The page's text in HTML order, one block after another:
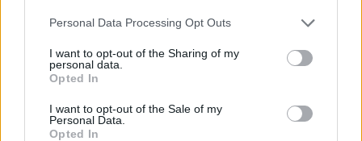
Personal Data Processing Opt Outs
I want to opt-out of the Sharing of my
personal data.
Opted In
I want to opt-out of the Sale of my
Personal Data.
Opted In